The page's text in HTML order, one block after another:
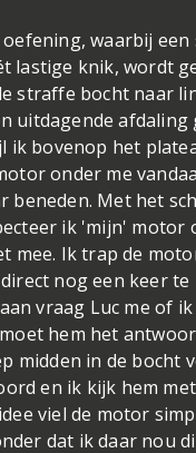
waarbij een
lastige knik, wordt
straffe bocht naar
uitdagende afdaling
ik bovenop het
onder me
beneden. Met het
ik 'mijn' motor
mee. Ik trap de
nog een keer te
vraag Luc me of
hem het
midden in de bocht
en ik kijk hem
viel de motor
dat ik daar nou